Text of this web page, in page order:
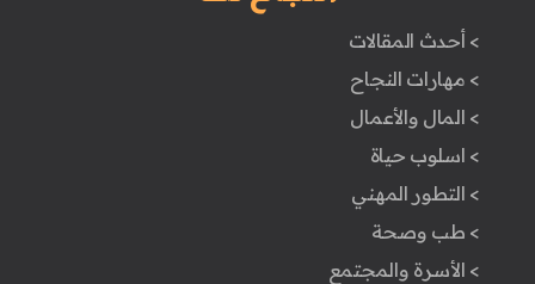
> أحدث المقالات
> مهارات النجاح
> المال والأعمال
> اسلوب حياة
> التطور المهني
> طب وصحة
> الأسرة والمجتمع